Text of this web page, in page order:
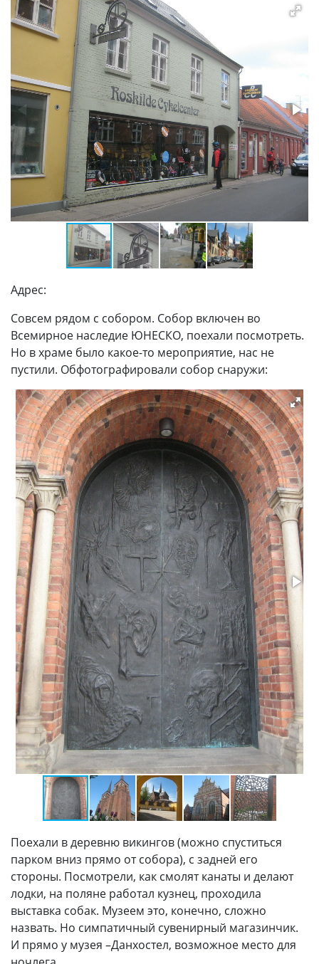
Адрес:
Совсем рядом с собором. Собор включен во
Всемирное наследие ЮНЕСКО, поехали посмотреть.
Но в храме было какое-то мероприятие, нас не
пустили. Обфотографировали собор снаружи:
Поехали в деревню викингов (можно спуститься
парком вниз прямо от собора), с задней его
стороны. Посмотрели, как смолят канаты и делают
лодки, на поляне работал кузнец, проходила
выставка собак. Музеем это, конечно, сложно
назвать. Но симпатичный сувенирный магазинчик.
И прямо у музея –Данхостел, возможное место для